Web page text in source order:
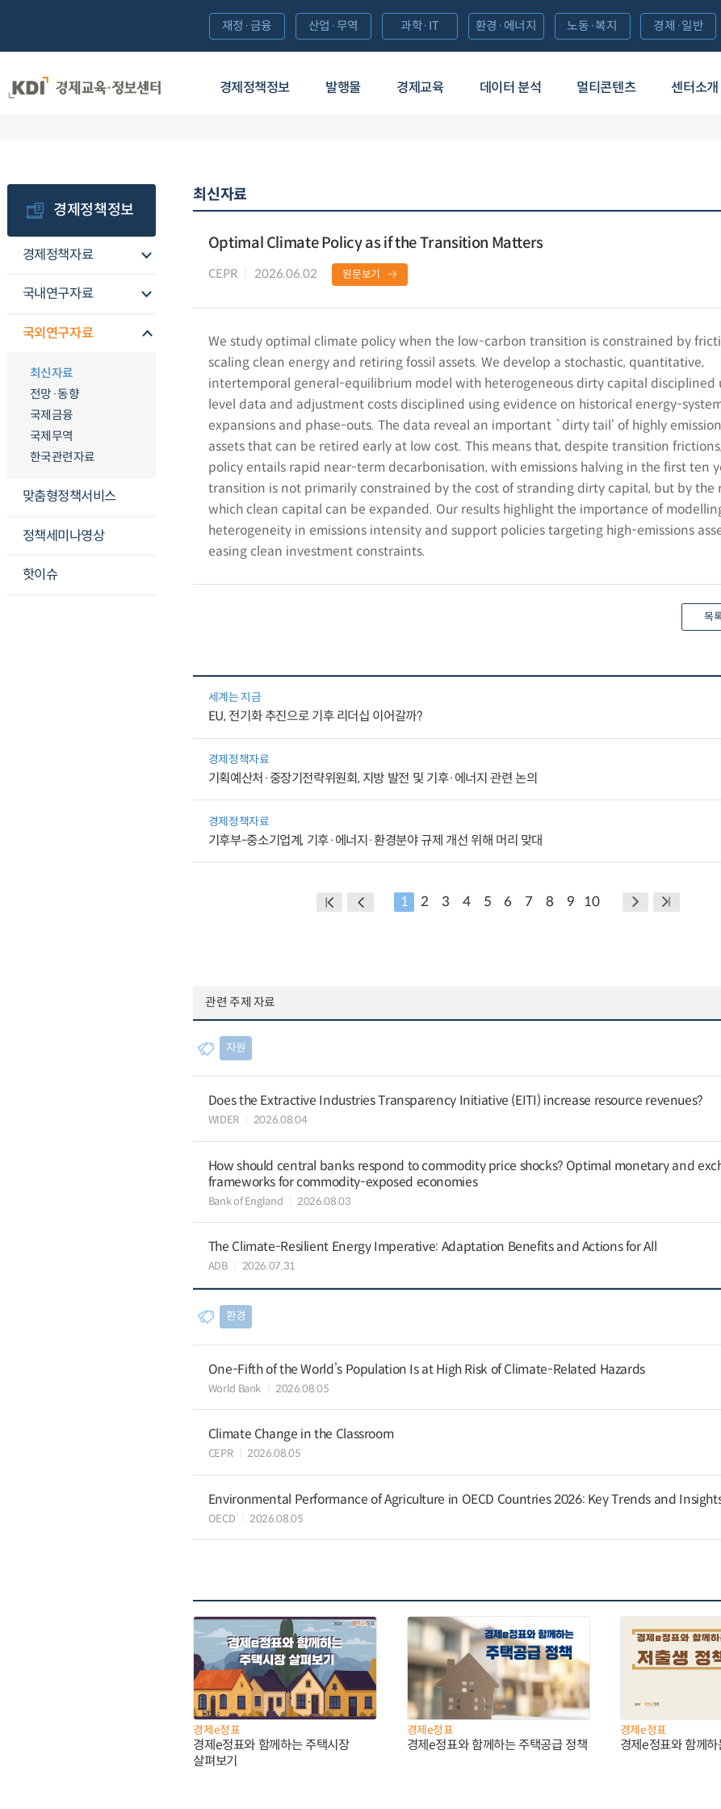
경제정책정보 발행물 경제교육 데이터 분석 멀티콘텐츠 센터소개
재정·금융 산업·무역 과학·IT 환경·에너지 노동·복지 경제·일반
경제정책정보
경제정책자료
국내연구자료
국외연구자료
최신자료
전망·동향
국제금융
국제무역
한국관련자료
맞춤형정책서비스
정책세미나영상
핫이슈
최신자료
Optimal Climate Policy as if the Transition Matters
CEPR 2026.06.02 원문보기
We study optimal climate policy when the low-carbon transition is constrained by
scaling clean energy and retiring fossil assets. We develop a stochastic, quantitative,
intertemporal general-equilibrium model with heterogeneous dirty capital disciplined
level data and adjustment costs disciplined using evidence on historical energy-
expansions and phase-outs. The data reveal an important `dirty tail‘ of highly
assets that can be retired early at low cost. This means that, despite transition
policy entails rapid near-term decarbonisation, with emissions halving in the first ten
transition is not primarily constrained by the cost of stranding dirty capital, but by the
which clean capital can be expanded. Our results highlight the importance of
heterogeneity in emissions intensity and support policies targeting high-emissions
easing clean investment constraints.
목
세계는 지금
EU, 전기화 추진으로 기후 리더십 이어갈까?
경제정책자료
기획예산처·중장기전략위원회, 지방 발전 및 기후·에너지 관련 논의
경제정책자료
기후부-중소기업계, 기후·에너지·환경분야 규제 개선 위해 머리 맞대
1 2 3 4 5 6 7 8 9 10
관련 주제 자료
자원
Does the Extractive Industries Transparency Initiative (EITI) increase resource revenues?
WIDER 2026.08.04
How should central banks respond to commodity price shocks? Optimal monetary and
frameworks for commodity-exposed economies
Bank of England 2026.08.03
The Climate-Resilient Energy Imperative: Adaptation Benefits and Actions for All
ADB 2026.07.31
환경
One-Fifth of the World’s Population Is at High Risk of Climate-Related Hazards
World Bank 2026.08.05
Climate Change in the Classroom
CEPR 2026.08.05
Environmental Performance of Agriculture in OECD Countries 2026: Key Trends and
OECD 2026.08.05
경제e정표
경제e정표와 함께하는 주택시장
살펴보기
경제e정표
경제e정표와 함께하는 주택공급 정책
경제e정표
경제e정표와 함께